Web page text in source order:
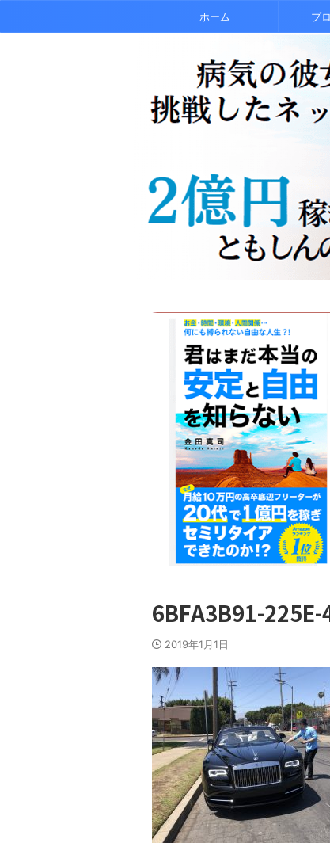
ホーム プ
6BFA3B91-
2019年1月1日